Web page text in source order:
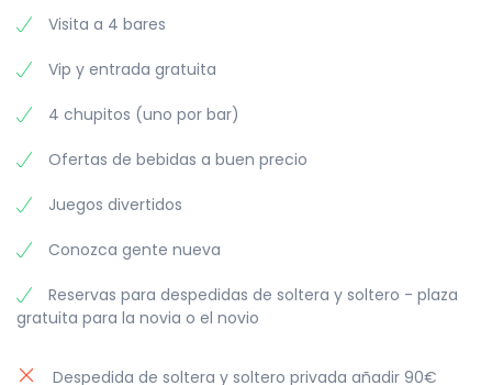
Visita a 4 bares
Vip y entrada gratuita
4 chupitos (uno por bar)
Ofertas de bebidas a buen precio
Juegos divertidos
Conozca gente nueva
Reservas para despedidas de soltera y soltero - plaza
gratuita para la novia o el novio
Despedida de soltera y soltero privada añadir 90€